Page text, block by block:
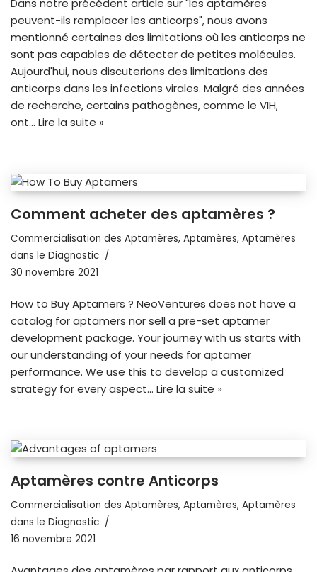
Dans notre précédent article sur "les aptamères
peuvent-ils remplacer les anticorps", nous avons
mentionné certaines des limitations où les anticorps ne
sont pas capables de détecter de petites molécules.
Aujourd'hui, nous discuterions des limitations des
anticorps dans les infections virales. Malgré des années
de recherche, certains pathogènes, comme le VIH,
ont... Lire la suite »
Comment acheter des aptamères ?
Commercialisation des Aptamères, Aptamères, Aptamères
dans le Diagnostic
30 novembre 2021
How to Buy Aptamers ? NeoVentures does not have a
catalog for aptamers nor sell a pre-set aptamer
development package. Your journey with us starts with
our understanding of your needs for aptamer
performance. We use this to develop a customized
strategy for every aspect… Lire la suite »
Aptamères contre Anticorps
Commercialisation des Aptamères, Aptamères, Aptamères
dans le Diagnostic
16 novembre 2021